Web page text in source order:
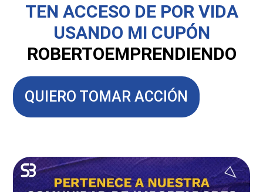
TEN ACCESO DE POR VIDA
USANDO MI CUPÓN
ROBERTOEMPRENDIENDO
QUIERO TOMAR ACCIÓN